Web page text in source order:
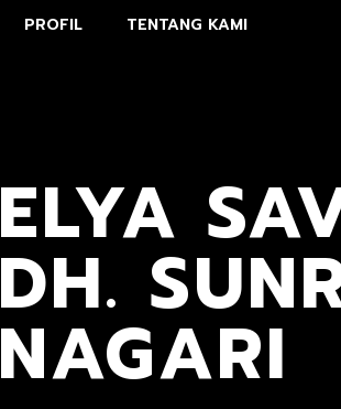
PROFIL TENTANG KAMI
ELYA
DH.
NAGARI